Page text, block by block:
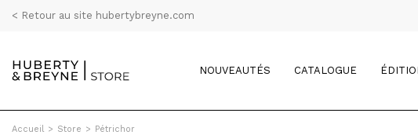
< Retour au site hubertybreyne.com
NOUVEAUTÉS CATALOGUE
Accueil > Store > Pétrichor